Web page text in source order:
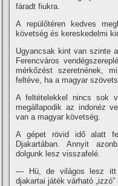
fáradt fiukra.
A repülőtéren kedves
követség és kereskedelmi
Ugyancsak kint van szinte
Ferencváros
mérkőzést szeretnének,
feltéve, ha a magyar
A feltételekkel nincs sok
megállapodik az indonéz
van a magyar követség.
A gépet rövid idő alatt
Djakartában. Annyit
dolgunk lesz visszafelé.
— Hü, de világos lesz itt
djakartai játék várható „izzó”